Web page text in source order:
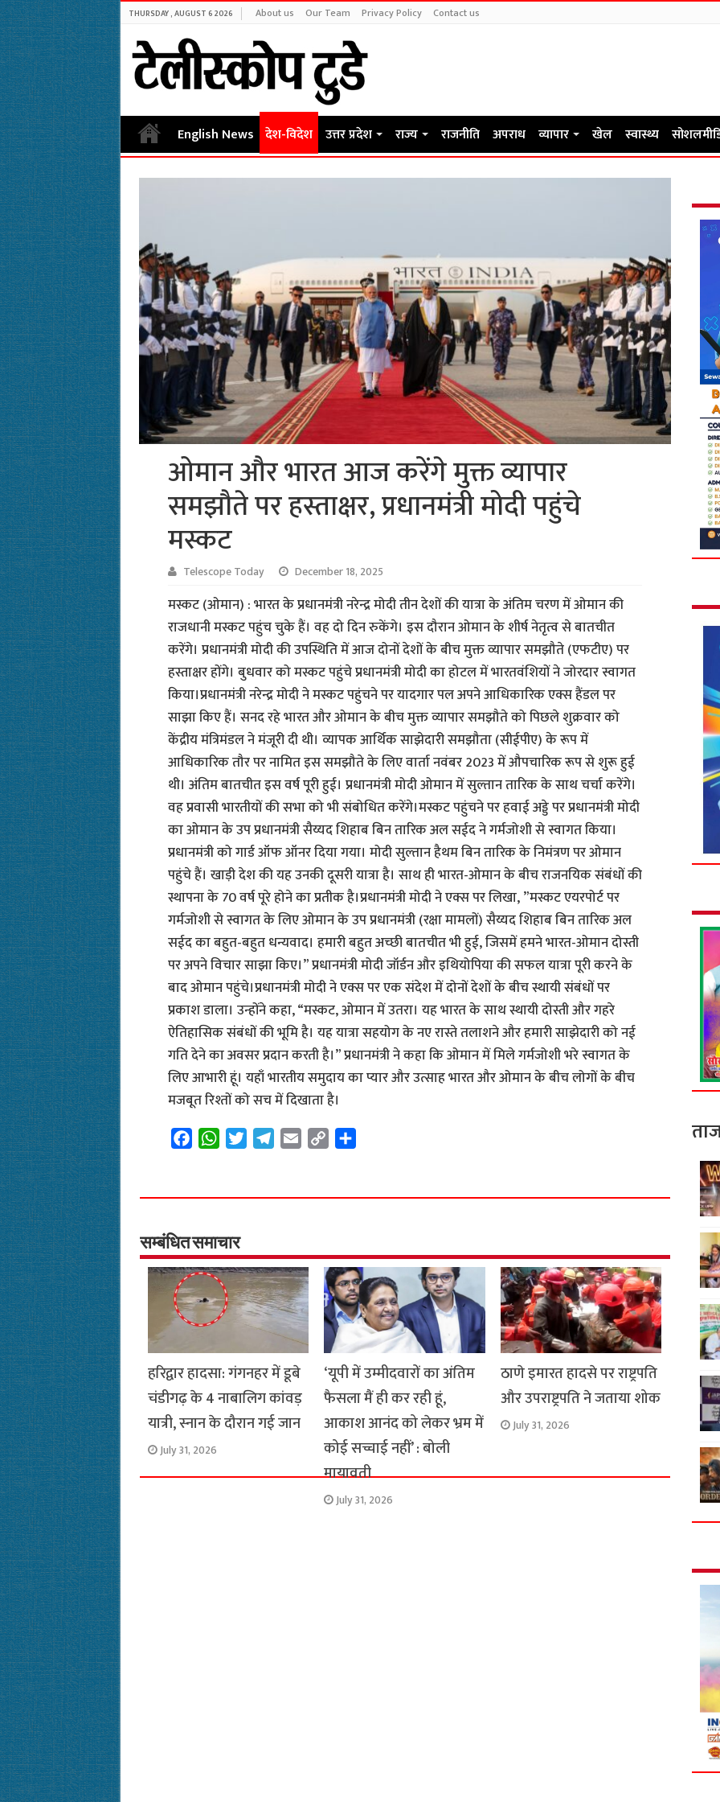
THURSDAY , AUGUST 6 2026 About us Our Team Privacy Policy Contact us
English News देश-विदेश उत्तर प्रदेश राज्य राजनीति अपराध व्यापार खेल स्वास्थ्य
ओमान और भारत आज करेंगे मुक्त व्यापार
समझौते पर हस्ताक्षर, प्रधानमंत्री मोदी पहुंचे
मस्कट
Telescope Today December 18, 2025
मस्कट (ओमान) : भारत के प्रधानमंत्री नरेन्द्र मोदी तीन देशों की यात्रा के अंतिम चरण में ओमान की
राजधानी मस्कट पहुंच चुके हैं। वह दो दिन रुकेंगे। इस दौरान ओमान के शीर्ष नेतृत्व से बातचीत
करेंगे। प्रधानमंत्री मोदी की उपस्थिति में आज दोनों देशों के बीच मुक्त व्यापार समझौते (एफटीए) पर
हस्ताक्षर होंगे। बुधवार को मस्कट पहुंचे प्रधानमंत्री मोदी का होटल में भारतवंशियों ने जोरदार स्वागत
किया।प्रधानमंत्री नरेन्द्र मोदी ने मस्कट पहुंचने पर यादगार पल अपने आधिकारिक एक्स हैंडल पर
साझा किए हैं। सनद रहे भारत और ओमान के बीच मुक्त व्यापार समझौते को पिछले शुक्रवार को
केंद्रीय मंत्रिमंडल ने मंजूरी दी थी। व्यापक आर्थिक साझेदारी समझौता (सीईपीए) के रूप में
आधिकारिक तौर पर नामित इस समझौते के लिए वार्ता नवंबर 2023 में औपचारिक रूप से शुरू हुई
थी। अंतिम बातचीत इस वर्ष पूरी हुई। प्रधानमंत्री मोदी ओमान में सुल्तान तारिक के साथ चर्चा करेंगे।
वह प्रवासी भारतीयों की सभा को भी संबोधित करेंगे।मस्कट पहुंचने पर हवाई अड्डे पर प्रधानमंत्री मोदी
का ओमान के उप प्रधानमंत्री सैय्यद शिहाब बिन तारिक अल सईद ने गर्मजोशी से स्वागत किया।
प्रधानमंत्री को गार्ड ऑफ ऑनर दिया गया। मोदी सुल्तान हैथम बिन तारिक के निमंत्रण पर ओमान
पहुंचे हैं। खाड़ी देश की यह उनकी दूसरी यात्रा है। साथ ही भारत-ओमान के बीच राजनयिक संबंधों की
स्थापना के 70 वर्ष पूरे होने का प्रतीक है।प्रधानमंत्री मोदी ने एक्स पर लिखा, ”मस्कट एयरपोर्ट पर
गर्मजोशी से स्वागत के लिए ओमान के उप प्रधानमंत्री (रक्षा मामलों) सैय्यद शिहाब बिन तारिक अल
सईद का बहुत-बहुत धन्यवाद। हमारी बहुत अच्छी बातचीत भी हुई, जिसमें हमने भारत-ओमान दोस्ती
पर अपने विचार साझा किए।” प्रधानमंत्री मोदी जॉर्डन और इथियोपिया की सफल यात्रा पूरी करने के
बाद ओमान पहुंचे।प्रधानमंत्री मोदी ने एक्स पर एक संदेश में दोनों देशों के बीच स्थायी संबंधों पर
प्रकाश डाला। उन्होंने कहा, “मस्कट, ओमान में उतरा। यह भारत के साथ स्थायी दोस्ती और गहरे
ऐतिहासिक संबंधों की भूमि है। यह यात्रा सहयोग के नए रास्ते तलाशने और हमारी साझेदारी को नई
गति देने का अवसर प्रदान करती है।” प्रधानमंत्री ने कहा कि ओमान में मिले गर्मजोशी भरे स्वागत के
लिए आभारी हूं। यहाँ भारतीय समुदाय का प्यार और उत्साह भारत और ओमान के बीच लोगों के बीच
मजबूत रिश्तों को सच में दिखाता है।
e
o
o
k
W
t
A
p
p
t
r
e
a
m
i
y
n
k
r
सम्बंधित समाचार
हरिद्वार हादसा: गंगनहर में डूबे
चंडीगढ़ के 4 नाबालिग कांवड़
यात्री, स्नान के दौरान गई जान
July 31, 2026
‘यूपी में उम्मीदवारों का अंतिम
फैसला मैं ही कर रही हूं,
आकाश आनंद को लेकर भ्रम में
कोई सच्चाई नहीं’ : बोली
मायावती
July 31, 2026
ठाणे इमारत हादसे पर राष्ट्रपति
और उपराष्ट्रपति ने जताया शोक
July 31, 2026